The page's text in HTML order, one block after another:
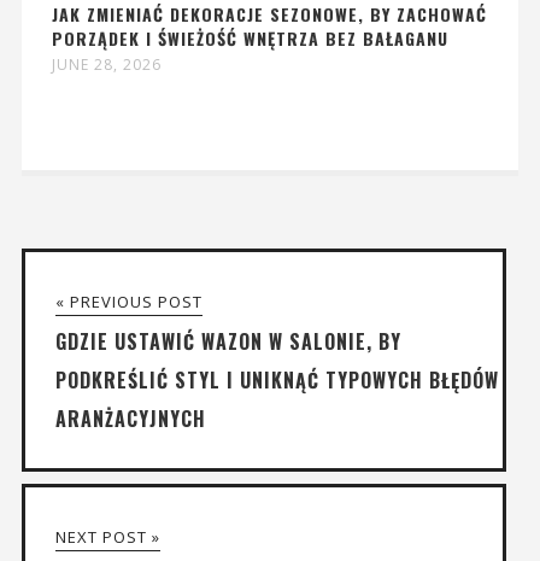
JAK ZMIENIAĆ DEKORACJE SEZONOWE, BY ZACHOWAĆ
PORZĄDEK I ŚWIEŻOŚĆ WNĘTRZA BEZ BAŁAGANU
JUNE 28, 2026
« PREVIOUS POST
GDZIE USTAWIĆ WAZON W SALONIE, BY
PODKREŚLIĆ STYL I UNIKNĄĆ TYPOWYCH BŁĘDÓW
ARANŻACYJNYCH
NEXT POST »